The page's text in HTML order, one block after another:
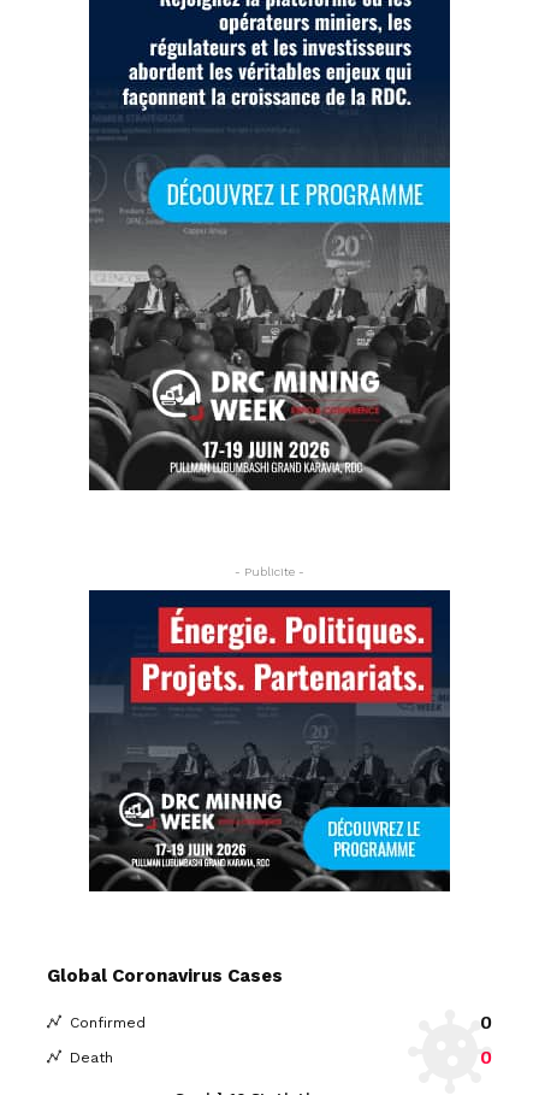
- Publicite -
Global Coronavirus Cases
Confirmed 0
Death 0